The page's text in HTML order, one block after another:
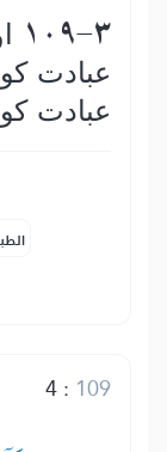
عبادت
عبادت
4: 109